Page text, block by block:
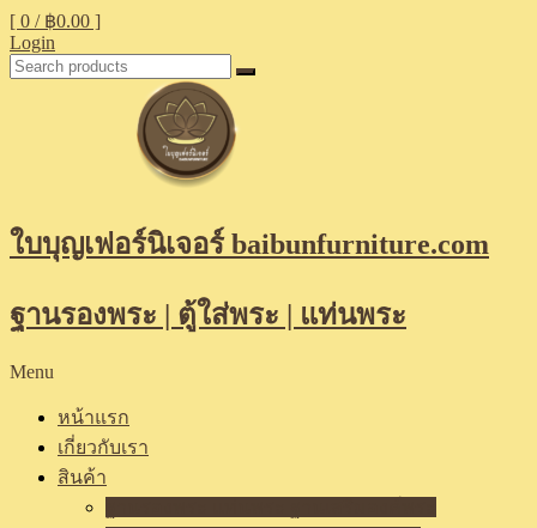
[ 0 / ฿0.00 ]
Login
ใบบุญเฟอร์นิเจอร์ baibunfurniture.com
ฐานรองพระ | ตู้ใส่พระ | แท่นพระ
Menu
หน้าแรก
เกี่ยวกับเรา
สินค้า